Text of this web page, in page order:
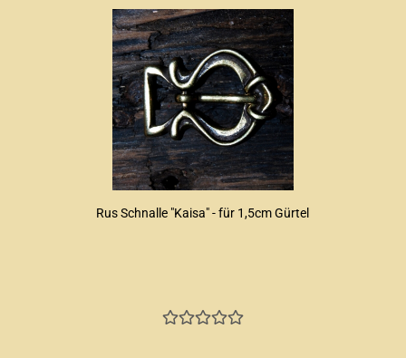
Rus Schnalle "Kaisa" - für 1,5cm Gürtel